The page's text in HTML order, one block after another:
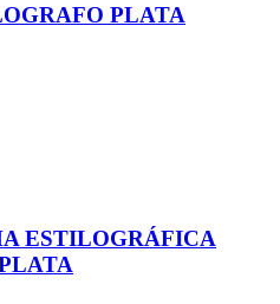
PLATA
ESTILOGRÁFICA